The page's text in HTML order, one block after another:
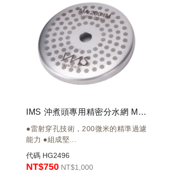
IMS 沖煮頭專用精密分水網 MA200IM
●雷射穿孔技術，200微米的精準過濾
能力 ●組成堅...
代碼 HG2496
NT$750 NT$1,000